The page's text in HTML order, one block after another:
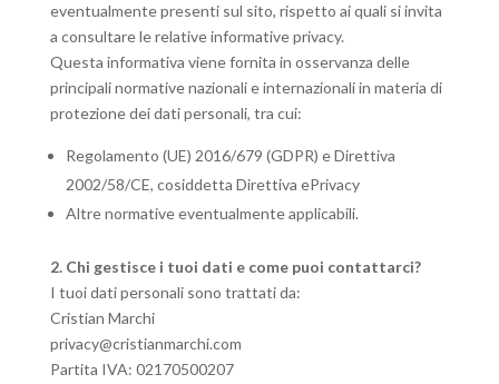
eventualmente presenti sul sito, rispetto ai quali si invita
a consultare le relative informative privacy.
Questa informativa viene fornita in osservanza delle
principali normative nazionali e internazionali in materia di
protezione dei dati personali, tra cui:
Regolamento (UE) 2016/679 (GDPR) e Direttiva
2002/58/CE, cosiddetta Direttiva ePrivacy
Altre normative eventualmente applicabili.
2. Chi gestisce i tuoi dati e come puoi contattarci?
I tuoi dati personali sono trattati da:
Cristian Marchi
privacy@cristianmarchi.com
Partita IVA: 02170500207